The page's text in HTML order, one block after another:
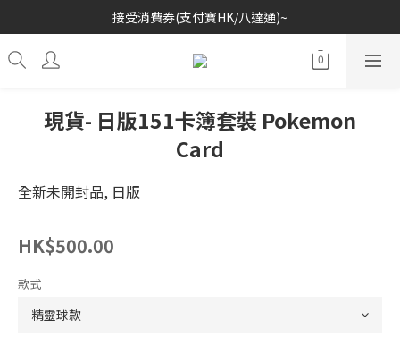
歡迎各位玩具收藏家~
接受消費券(支付寶HK/八達通)~
歡迎各位玩具收藏家~
現貨- 日版151卡簿套裝 Pokemon
Card
全新未開封品, 日版
HK$500.00
款式